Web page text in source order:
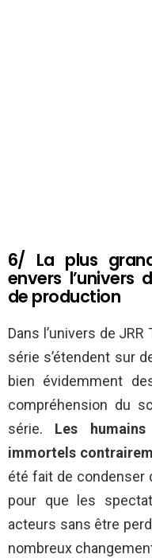
6/ La plus
envers l’univers
de production
Dans l’univers de
série s’étendent sur
bien évidemment
compréhension du
série. Les
immortels
été fait de condenser
pour que les
acteurs sans être
nombreux